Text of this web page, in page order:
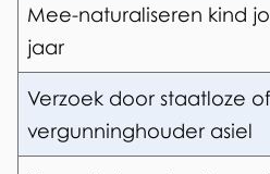
Mee-naturaliseren kind
jaar
Verzoek door staatloze of
vergunninghouder asiel